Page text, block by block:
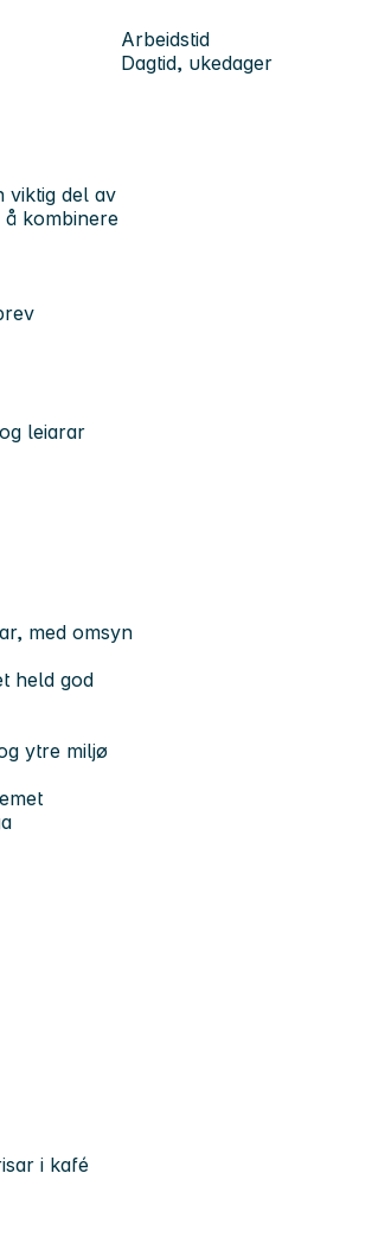
Arbeidstid
Dagtid, ukedager
viktig del av
kombinere
leiarar
med omsyn
held god
ytre miljø
i kafé